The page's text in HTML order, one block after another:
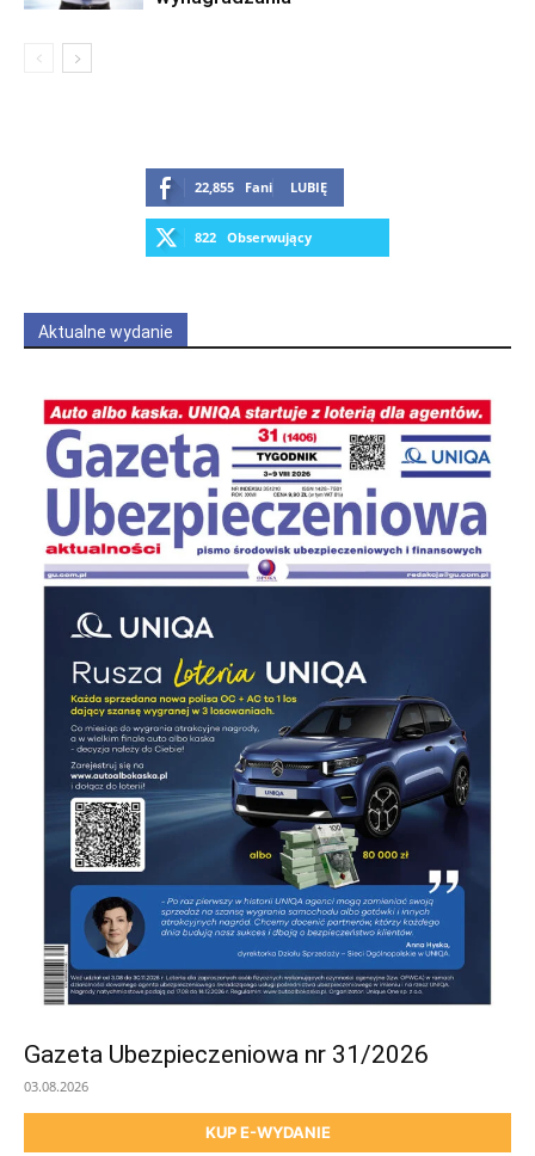
22,855 Fani LUBIĘ
822 Obserwujący
Aktualne wydanie
Gazeta Ubezpieczeniowa nr 31/2026
03.08.2026
KUP E-WYDANIE